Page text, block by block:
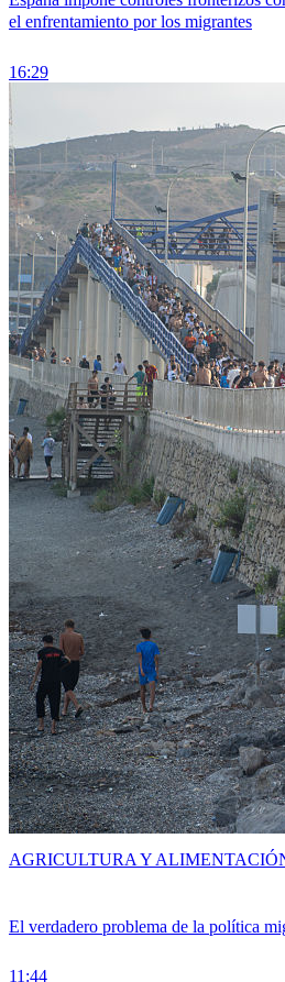
el enfrentamiento por los migrantes
16:29
El verdadero problema de la política
11:44
AGRICULTURA Y